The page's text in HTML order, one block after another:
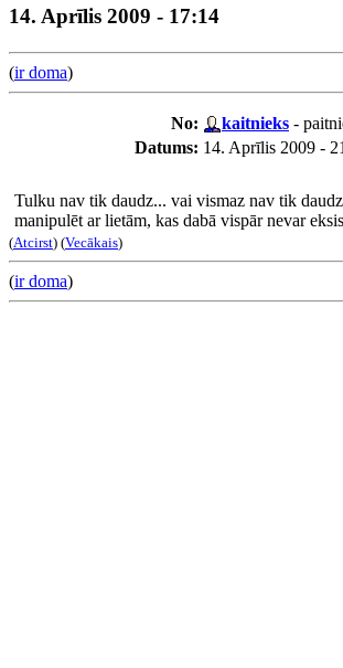
14. Aprīlis 2009 - 17:14
(ir doma)
No: kaitnieks -
Datums: 14. Aprīlis 2009 -
Tulku nav tik daudz... vai vismaz nav tik
manipulēt ar lietām, kas dabā vispār nevar
(Atcirst) (Vecākais)
(ir doma)